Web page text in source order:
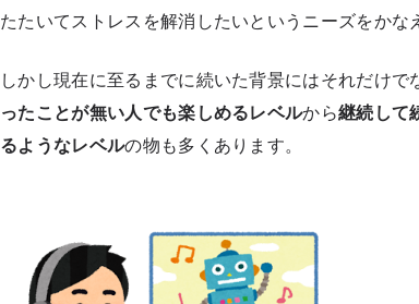
たたいてストレスを解消したいというニーズをかな
しかし現在に至るまでに続いた背景にはそれだけで
ったことが無い人でも楽しめるレベルから継続して
るようなレベルの物も多くあります。